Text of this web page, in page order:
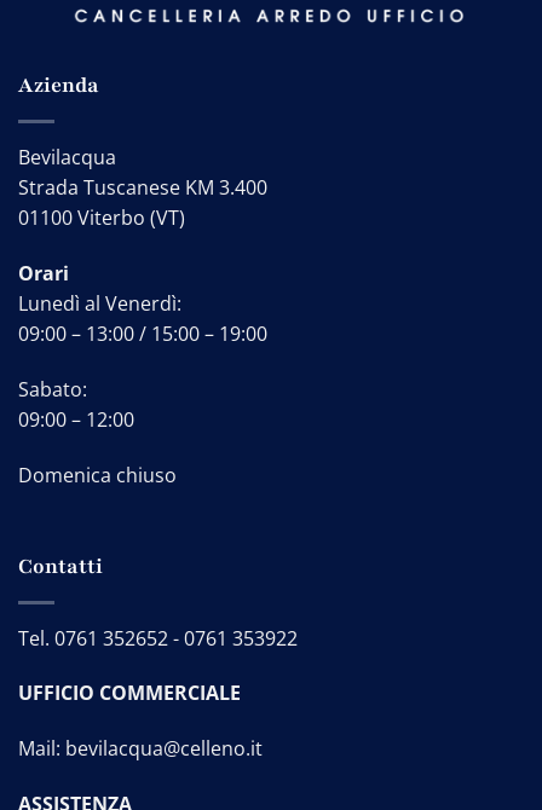
Azienda
Bevilacqua
Strada Tuscanese KM 3.400
01100 Viterbo (VT)
Orari
Lunedì al Venerdì:
09:00 – 13:00 / 15:00 – 19:00
Sabato:
09:00 – 12:00
Domenica chiuso
Contatti
Tel. 0761 352652-0761 353922
UFFICIO COMMERCIALE
Mail: bevilacqua@celleno.it
ASSISTENZA